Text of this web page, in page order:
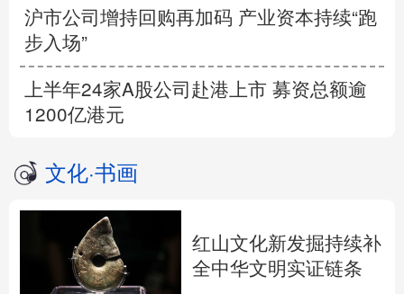
沪市公司增持回购再加码 产业资本持续“跑
步入场”
上半年24家A股公司赴港上市 募资总额逾
1200亿港元
文化·书画
红山文化新发掘持续补
全中华文明实证链条